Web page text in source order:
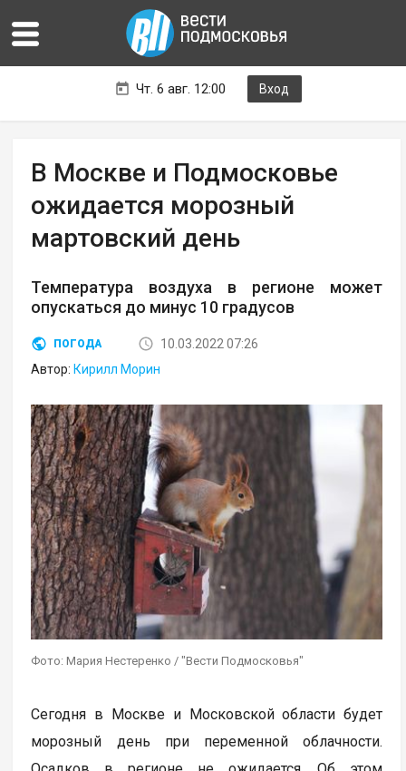
Чт. 6 авг. 12:00 Вход
В Москве и Подмосковье
ожидается морозный
мартовский день
Температура воздуха в регионе может
опускаться до минус 10 градусов
ПОГОДА
10.03.2022 07:26
Автор: Кирилл Морин
Фото: Мария Нестеренко / "Вести Подмосковья"
Сегодня в Москве и Московской области будет
морозный день при переменной облачности.